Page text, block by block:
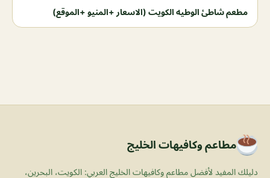
مطعم شاطئ الوطيه الكويت (الاسعار +المنيو +الموقع)
مطاعم وكافيهات الخليج
دليلك المفيد لأفضل مطاعم وكافيهات الخليج العربي: الكويت، البحرين،